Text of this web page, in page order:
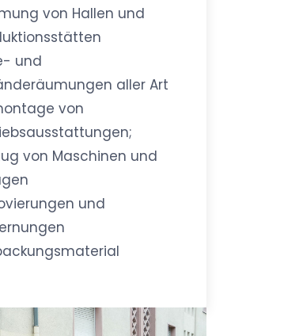
von Hallen und
und
aller Art
von
von Maschinen und
und